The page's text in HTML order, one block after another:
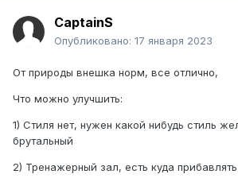
CaptainS
Опубликовано: 17 января 2023
От природы внешка норм, все отлично,
Что можно улучшить:
1) Стиля нет, нужен какой нибудь стиль
брутальный
2) Тренажерный зал, есть куда